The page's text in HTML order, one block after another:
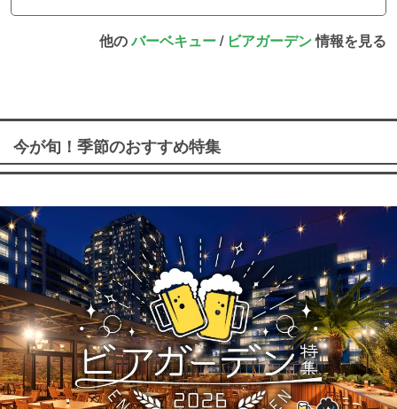
他のバーベキュー/ ビアガーデン情報を見る
今が旬！季節のおすすめ特集